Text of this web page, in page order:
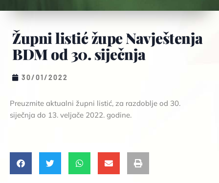
Župni listić župe Navještenja
BDM od 30. siječnja
30/01/2022
Preuzmite aktualni župni listić, za razdoblje od 30.
siječnja do 13. veljače 2022. godine.